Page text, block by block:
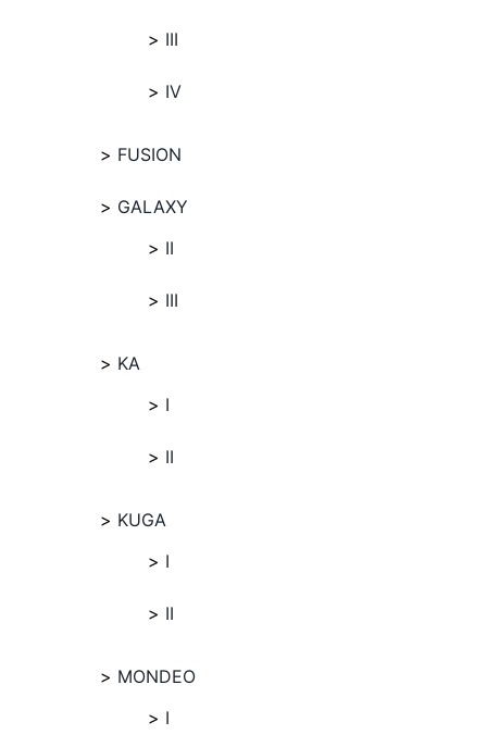
III
IV
FUSION
GALAXY
II
III
KA
I
II
KUGA
I
II
MONDEO
I